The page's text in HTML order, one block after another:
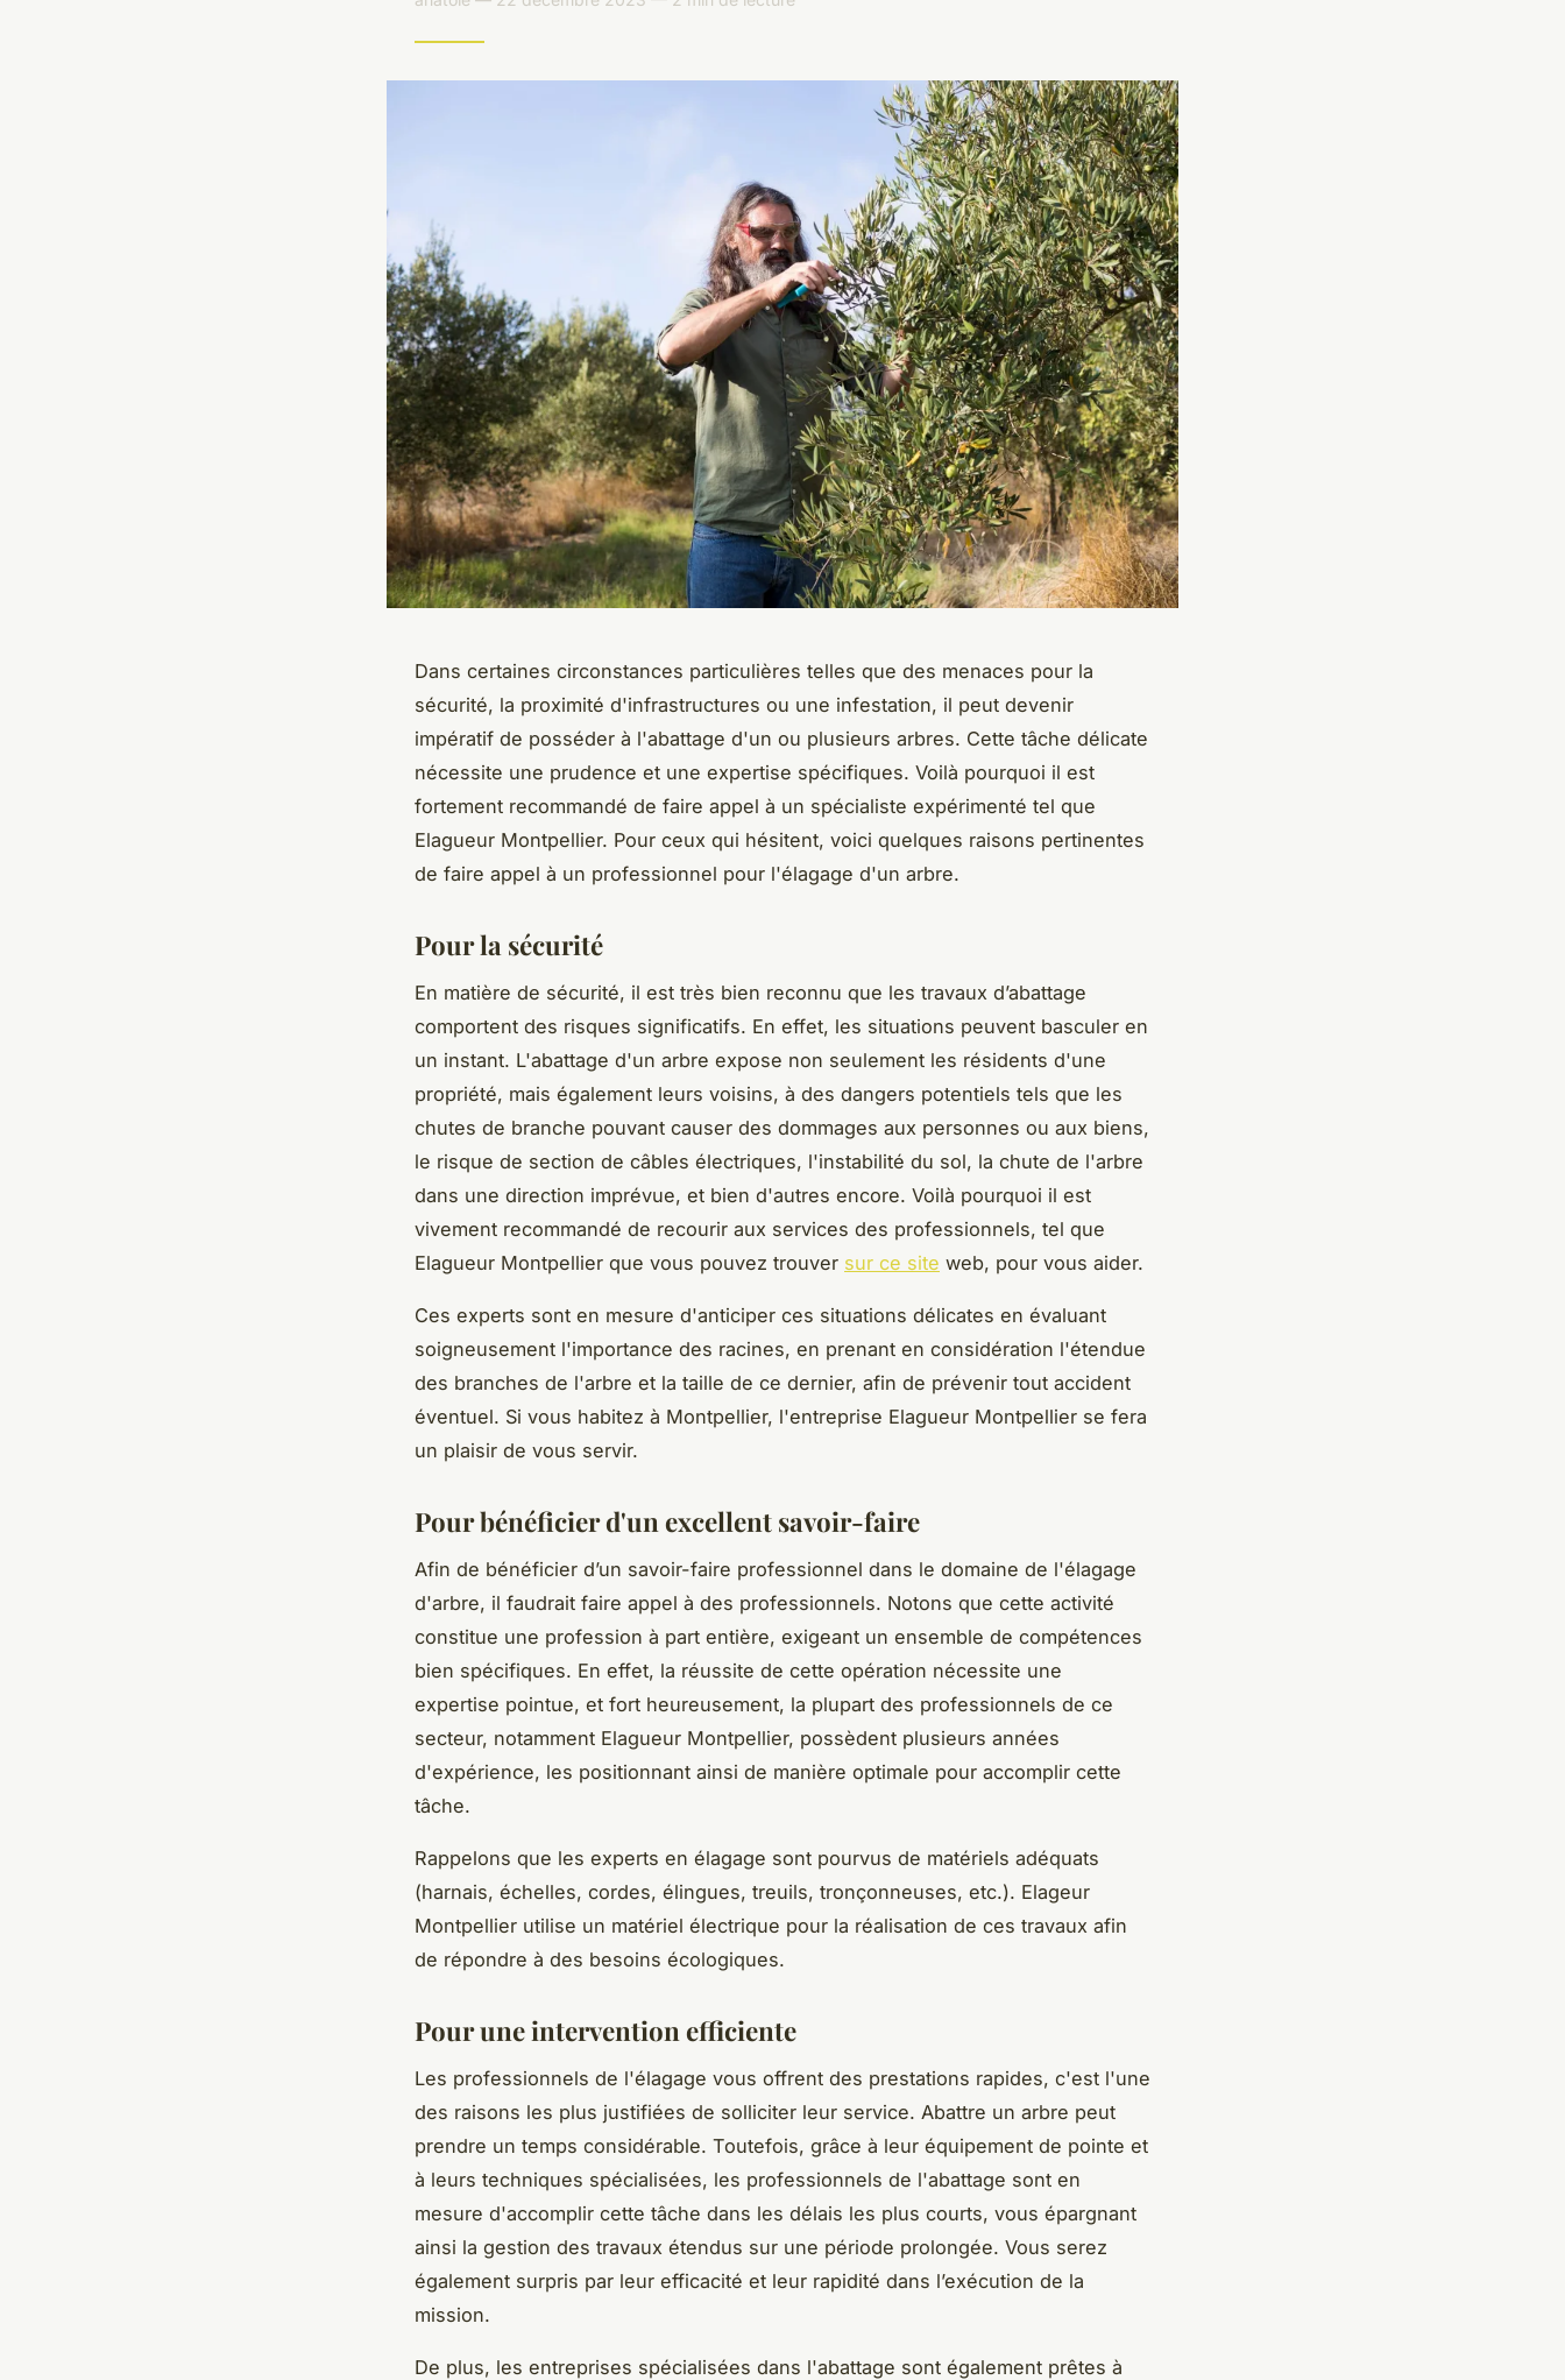
Dans certaines circonstances particulières telles que des menaces pour la
sécurité, la proximité d'infrastructures ou une infestation, il peut devenir
impératif de posséder à l'abattage d'un ou plusieurs arbres. Cette tâche délicate
nécessite une prudence et une expertise spécifiques. Voilà pourquoi il est
fortement recommandé de faire appel à un spécialiste expérimenté tel que
Elagueur Montpellier. Pour ceux qui hésitent, voici quelques raisons pertinentes
de faire appel à un professionnel pour l'élagage d'un arbre.
Pour la sécurité
En matière de sécurité, il est très bien reconnu que les travaux d’abattage
comportent des risques significatifs. En effet, les situations peuvent basculer en
un instant. L'abattage d'un arbre expose non seulement les résidents d'une
propriété, mais également leurs voisins, à des dangers potentiels tels que les
chutes de branche pouvant causer des dommages aux personnes ou aux biens,
le risque de section de câbles électriques, l'instabilité du sol, la chute de l'arbre
dans une direction imprévue, et bien d'autres encore. Voilà pourquoi il est
vivement recommandé de recourir aux services des professionnels, tel que
Elagueur Montpellier que vous pouvez trouver sur ce site web, pour vous aider.
Ces experts sont en mesure d'anticiper ces situations délicates en évaluant
soigneusement l'importance des racines, en prenant en considération l'étendue
des branches de l'arbre et la taille de ce dernier, afin de prévenir tout accident
éventuel. Si vous habitez à Montpellier, l'entreprise Elagueur Montpellier se fera
un plaisir de vous servir.
Pour bénéficier d'un excellent savoir-faire
Afin de bénéficier d’un savoir-faire professionnel dans le domaine de l'élagage
d'arbre, il faudrait faire appel à des professionnels. Notons que cette activité
constitue une profession à part entière, exigeant un ensemble de compétences
bien spécifiques. En effet, la réussite de cette opération nécessite une
expertise pointue, et fort heureusement, la plupart des professionnels de ce
secteur, notamment Elagueur Montpellier, possèdent plusieurs années
d'expérience, les positionnant ainsi de manière optimale pour accomplir cette
tâche.
Rappelons que les experts en élagage sont pourvus de matériels adéquats
(harnais, échelles, cordes, élingues, treuils, tronçonneuses, etc.). Elageur
Montpellier utilise un matériel électrique pour la réalisation de ces travaux afin
de répondre à des besoins écologiques.
Pour une intervention efficiente
Les professionnels de l'élagage vous offrent des prestations rapides, c'est l'une
des raisons les plus justifiées de solliciter leur service. Abattre un arbre peut
prendre un temps considérable. Toutefois, grâce à leur équipement de pointe et
à leurs techniques spécialisées, les professionnels de l'abattage sont en
mesure d'accomplir cette tâche dans les délais les plus courts, vous épargnant
ainsi la gestion des travaux étendus sur une période prolongée. Vous serez
également surpris par leur efficacité et leur rapidité dans l’exécution de la
mission.
De plus, les entreprises spécialisées dans l'abattage sont également prêtes à